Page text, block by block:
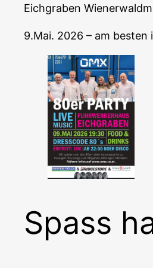
Eichgraben
9.Mai. 2026 – am besten
Spass